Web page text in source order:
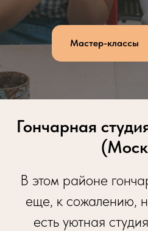
Мастер-классы
Гончарная
В этом районе
еще, к сожалению,
есть уютная